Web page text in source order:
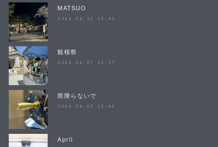
MATSUO
2024.04.11 12:41
観桜祭
2024.04.07 12:37
雨降らないで
2024.04.03 12:46
April